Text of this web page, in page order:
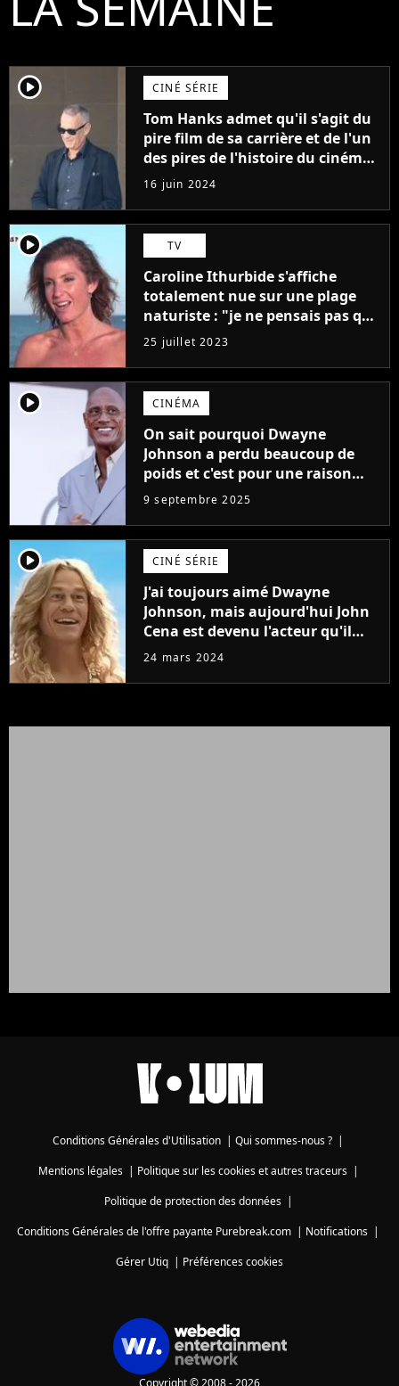
player2 CINÉ SÉRIE
Tom Hanks admet qu'il s'agit du
pire film de sa carrière et de l'un
des pires de l'histoire du cinéma :
"L'un des films les plus
médiocres jamais réalisés"
16 juin 2024
player2 TV
Caroline Ithurbide s'affiche
totalement nue sur une plage
naturiste : "je ne pensais pas que
j'arriverais à le faire..."
25 juillet 2023
player2 CINÉMA
On sait pourquoi Dwayne
Johnson a perdu beaucoup de
poids et c'est pour une raison
importante
9 septembre 2025
player2 CINÉ SÉRIE
J'ai toujours aimé Dwayne
Johnson, mais aujourd'hui John
Cena est devenu l'acteur qu'il
rêvait d'être (et Ricky Stanicky le
24 mars 2024
Conditions Générales d'Utilisation | Qui sommes-nous ? |
Mentions légales| Politique sur les cookies et autres traceurs|
Politique de protection des données|
Conditions Générales de l'offre payante Purebreak.com | Notifications |
Gérer Utiq | Préférences cookies
Copyright © 2008 - 2026